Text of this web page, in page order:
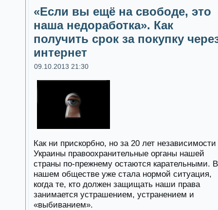
«Если вы ещё на свободе, это
наша недоработка». Как
получить срок за покупку
интернет
09.10.2013 21:30
Как ни прискорбно, но за 20 лет независимости
Украины правоохранительные органы нашей
страны по-прежнему остаются карательными. В
нашем обществе уже стала нормой ситуация,
когда те, кто должен защищать наши права
занимается устрашением, устранением и
«выбиванием».